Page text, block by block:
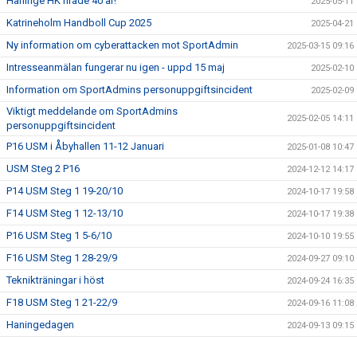
Katrineholm Handboll Cup 2025 2025-04-21
Ny information om cyberattacken mot SportAdmin 2025-03-15 09:16
Intresseanmälan fungerar nu igen - uppd 15 maj 2025-02-10
Information om SportAdmins personuppgiftsincident 2025-02-09
Viktigt meddelande om SportAdmins
personuppgiftsincident
2025-02-05 14:11
P16 USM i Åbyhallen 11-12 Januari 2025-01-08 10:47
USM Steg 2 P16 2024-12-12 14:17
P14 USM Steg 1 19-20/10 2024-10-17 19:58
F14 USM Steg 1 12-13/10 2024-10-17 19:38
P16 USM Steg 1 5-6/10 2024-10-10 19:55
F16 USM Steg 1 28-29/9 2024-09-27 09:10
Teknikträningar i höst 2024-09-24 16:35
F18 USM Steg 1 21-22/9 2024-09-16 11:08
Haningedagen 2024-09-13 09:15